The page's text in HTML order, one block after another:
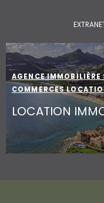
AGENCE
COMMERCES
LOCATION